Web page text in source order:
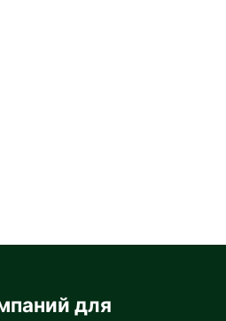
для